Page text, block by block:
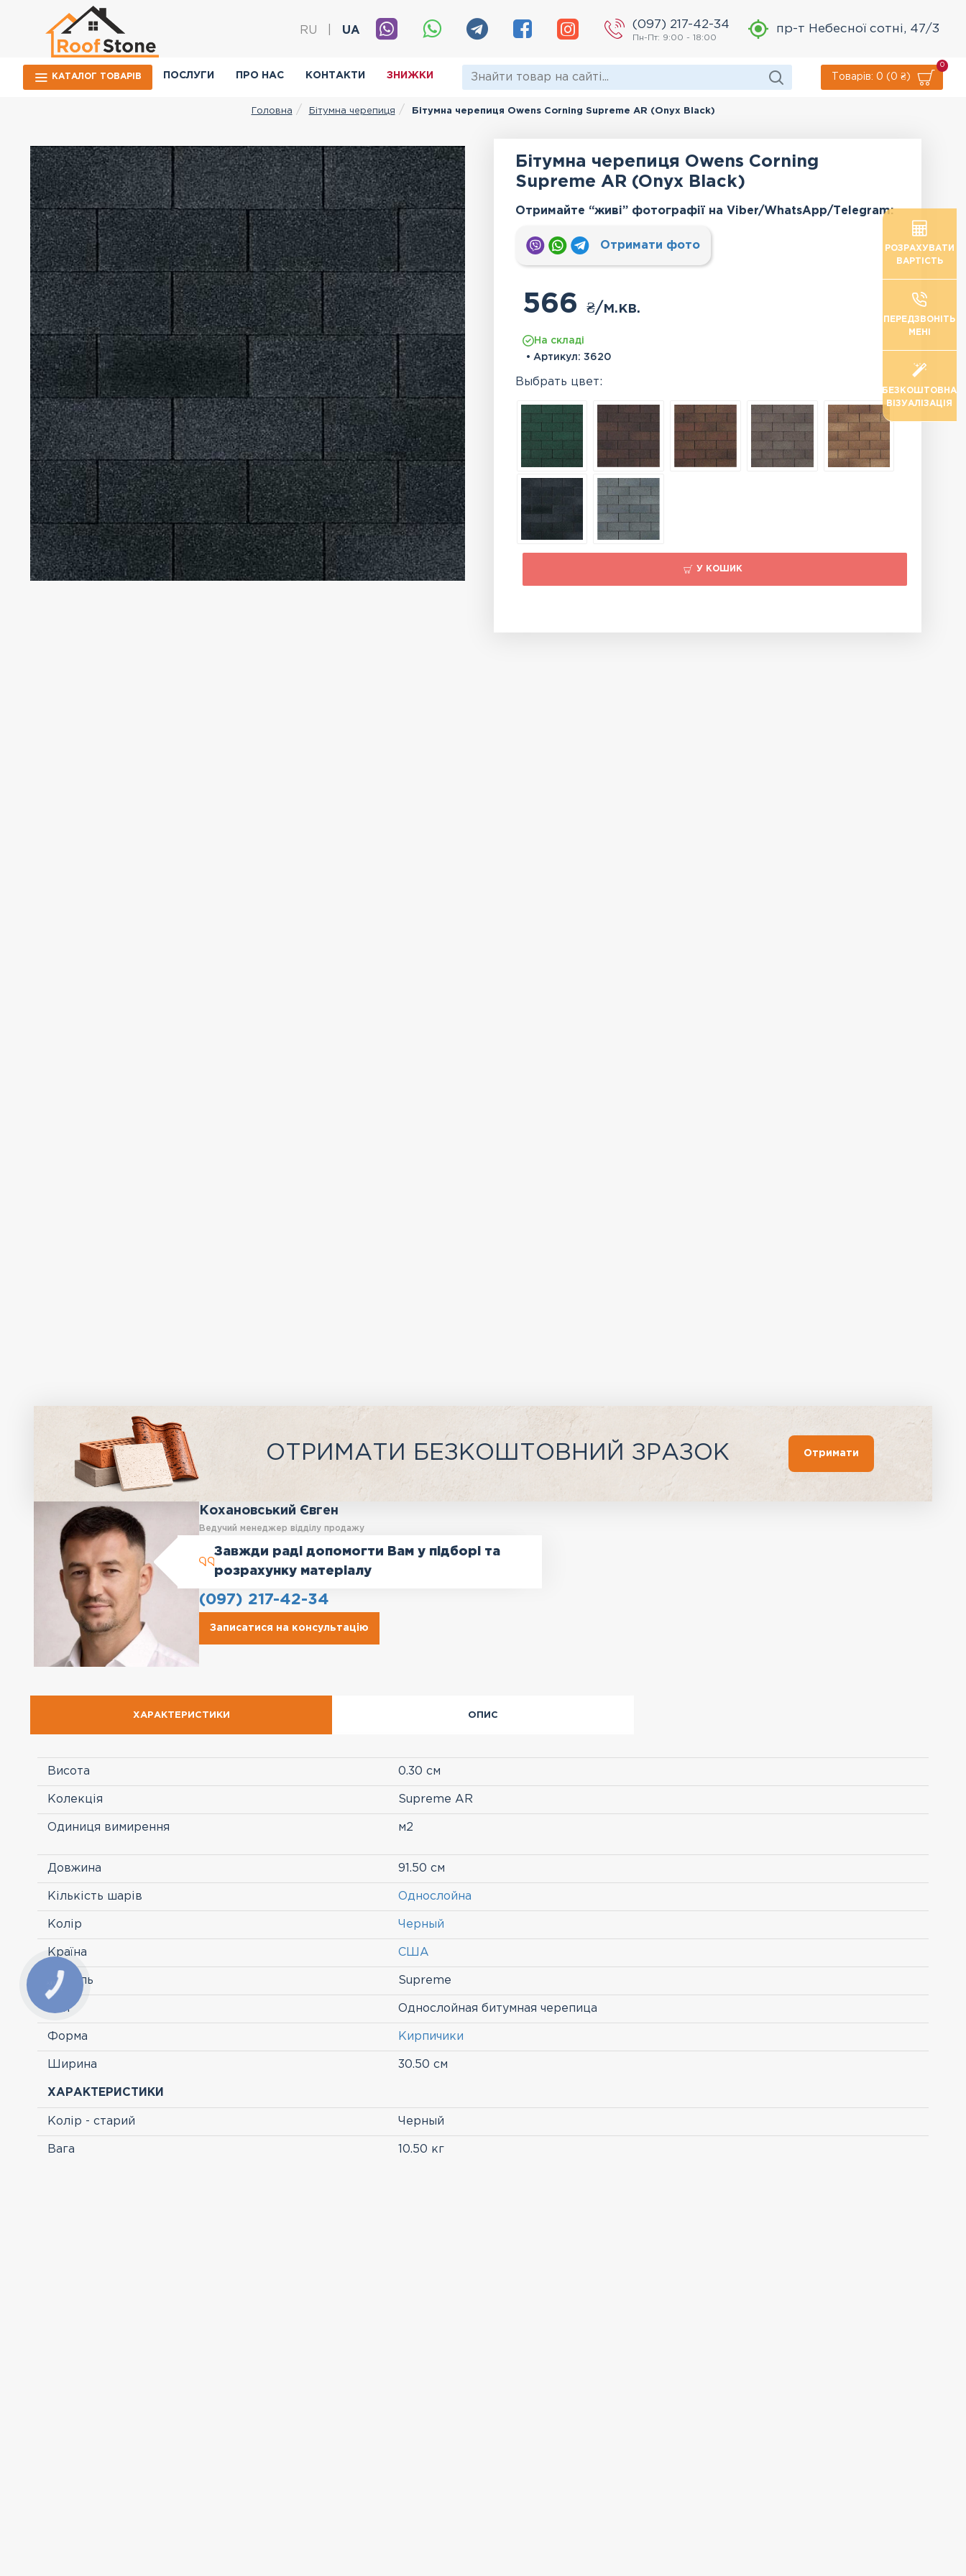
RU UA
(097) 217-42-34
Пн-Пт: 9:00 - 18:00
пр-т Небесної сотні, 47/3
КАТАЛОГ ТОВАРIВ ПОСЛУГИ ПРО НАС КОНТАКТИ ЗНИЖКИ Товарів: 0 (0 ₴)
0
Головна Бітумна черепиця Бітумна черепиця Owens Corning Supreme AR (Onyx Black)
Бітумна черепиця Owens Corning
Supreme AR (Onyx Black)
Отримайте “живі” фотографії на Viber/WhatsApp/Тelegram:
Отримати фото
566 ₴/м.кв.
На складі
• Артикул: 3620
Выбрать цвет:
У КОШИК
ОТРИМАТИ БЕЗКОШТОВНИЙ ЗРАЗОК Отримати
Кохановський Євген
Ведучий менеджер відділу продажу
Завжди раді допомогти Вам у підборі та
розрахунку матеріалу
(097) 217-42-34
Записатися на консультацію
ХАРАКТЕРИСТИКИ ОПИС
Висота 0.30 см
Колекція Supreme AR
Одиниця вимирення м2
Довжина 91.50 см
Кількість шарів Однослойна
Колір Черный
Країна США
Модель Supreme
Тип Однослойная битумная черепица
Форма Кирпичики
Ширина 30.50 см
ХАРАКТЕРИСТИКИ
Колір - старий Черный
Вага 10.50 кг
РОЗРАХУВАТИ
ВАРТІСТЬ
ПЕРЕДЗВОНІТЬ
МЕНІ
БЕЗКОШТОВНА
ВІЗУАЛІЗАЦІЯ